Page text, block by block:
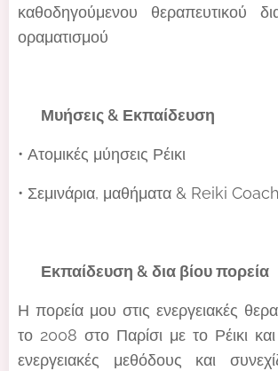
καθοδηγούμενου θεραπευτικού
οραματισμού
🎓 Μυήσεις & Εκπαίδευση
• Ατομικές μύησεις Ρέικι
• Σεμινάρια, μαθήματα & Reiki
🎓 Εκπαίδευση & δια βίου πορεία
Η πορεία μου στις ενεργειακές
το 2008 στο Παρίσι με το Ρέικι
ενεργειακές μεθόδους και